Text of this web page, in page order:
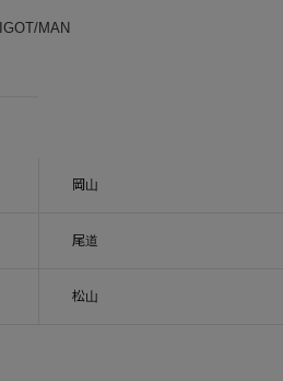
MAN
岡山
尾道
松山